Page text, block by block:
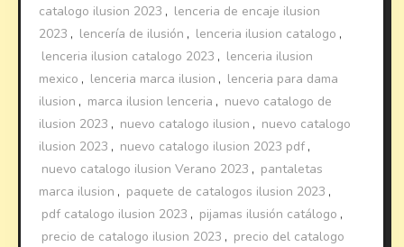
catalogo ilusion 2023 , lenceria de encaje ilusion
2023 , lencería de ilusión , lenceria ilusion catalogo ,
lenceria ilusion catalogo 2023 , lenceria ilusion
mexico , lenceria marca ilusion , lenceria para dama
ilusion , marca ilusion lenceria , nuevo catalogo de
ilusion 2023 , nuevo catalogo ilusion , nuevo catalogo
ilusion 2023 , nuevo catalogo ilusion 2023 pdf ,
nuevo catalogo ilusion Verano 2023 , pantaletas
marca ilusion , paquete de catalogos ilusion 2023 ,
pdf catalogo ilusion 2023 , pijamas ilusión catálogo ,
precio de catalogo ilusion 2023 , precio del catalogo